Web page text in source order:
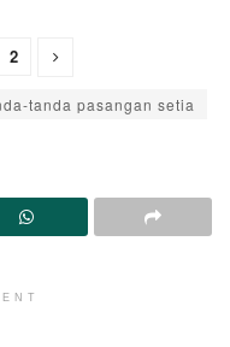
2
tanda pasangan setia